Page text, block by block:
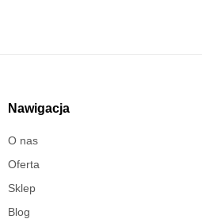
Nawigacja
O nas
Oferta
Sklep
Blog